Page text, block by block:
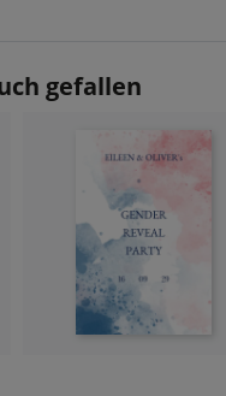
gefallen